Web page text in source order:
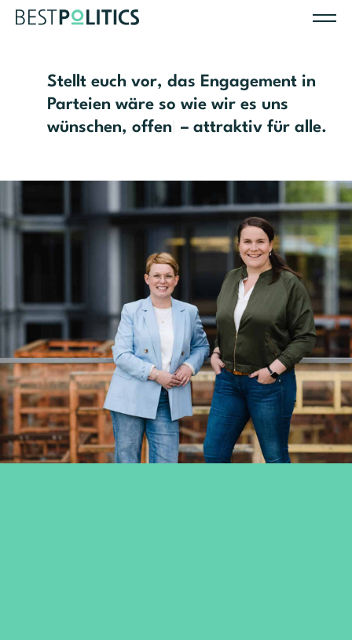
Stellt euch vor, das Engagement in
Parteien wäre so wie wir es uns
wünschen, |– attraktiv für alle.